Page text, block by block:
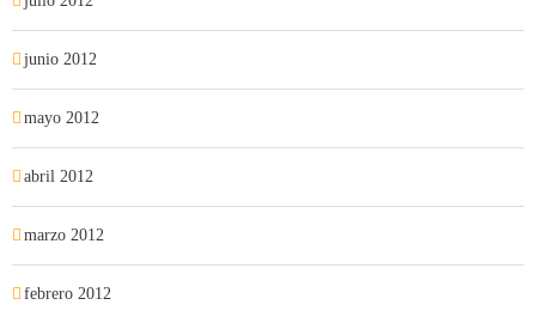
junio 2012
mayo 2012
abril 2012
marzo 2012
febrero 2012